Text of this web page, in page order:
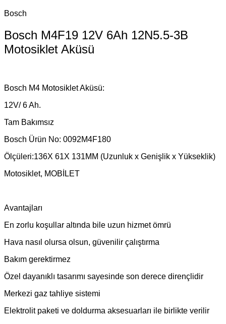
Bosch
Bosch M4F19 12V 6Ah 12N5.5-3B
Motosiklet Aküsü
Bosch M4 Motosiklet Aküsü:
12V/ 6 Ah.
Tam Bakımsız
Bosch Ürün No: 0092M4F180
Ölçüleri:136X 61X 131MM (Uzunluk x Genişlik x Yükseklik)
Motosiklet, MOBİLET
Avantajları
En zorlu koşullar altında bile uzun hizmet ömrü
Hava nasıl olursa olsun, güvenilir çalıştırma
Bakım gerektirmez
Özel dayanıklı tasarımı sayesinde son derece dirençlidir
Merkezi gaz tahliye sistemi
Elektrolit paketi ve doldurma aksesuarları ile birlikte verilir